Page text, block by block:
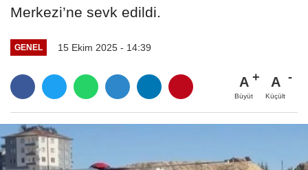
Merkezi’ne sevk edildi.
GENEL 15 Ekim 2025 - 14:39
A
Büyüt
A
Küçült